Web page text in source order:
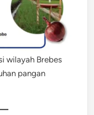
wilayah Brebes
pangan